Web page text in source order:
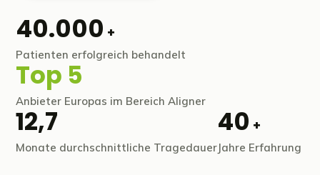
40.000 +
Patienten erfolgreich behandelt
Top 5
Anbieter Europas im Bereich Aligner
12,7
Monate durchschnittliche Tragedauer
40 +
Jahre Erfahrung